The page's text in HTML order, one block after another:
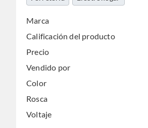
Marca
Calificación del producto
Precio
Vendido por
Color
Rosca
Voltaje